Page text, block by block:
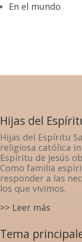
En el mundo
Hijas del
Hijas del Espíritu
religiosa católica
Espíritu de Jesús
Como familia
responder a las
los que vivimos.
>> Leer más
Tema